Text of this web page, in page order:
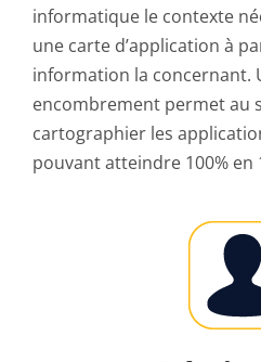
informatique le contexte
une carte d’application à
information la concernant.
encombrement permet au
cartographier les
pouvant atteindre 100%